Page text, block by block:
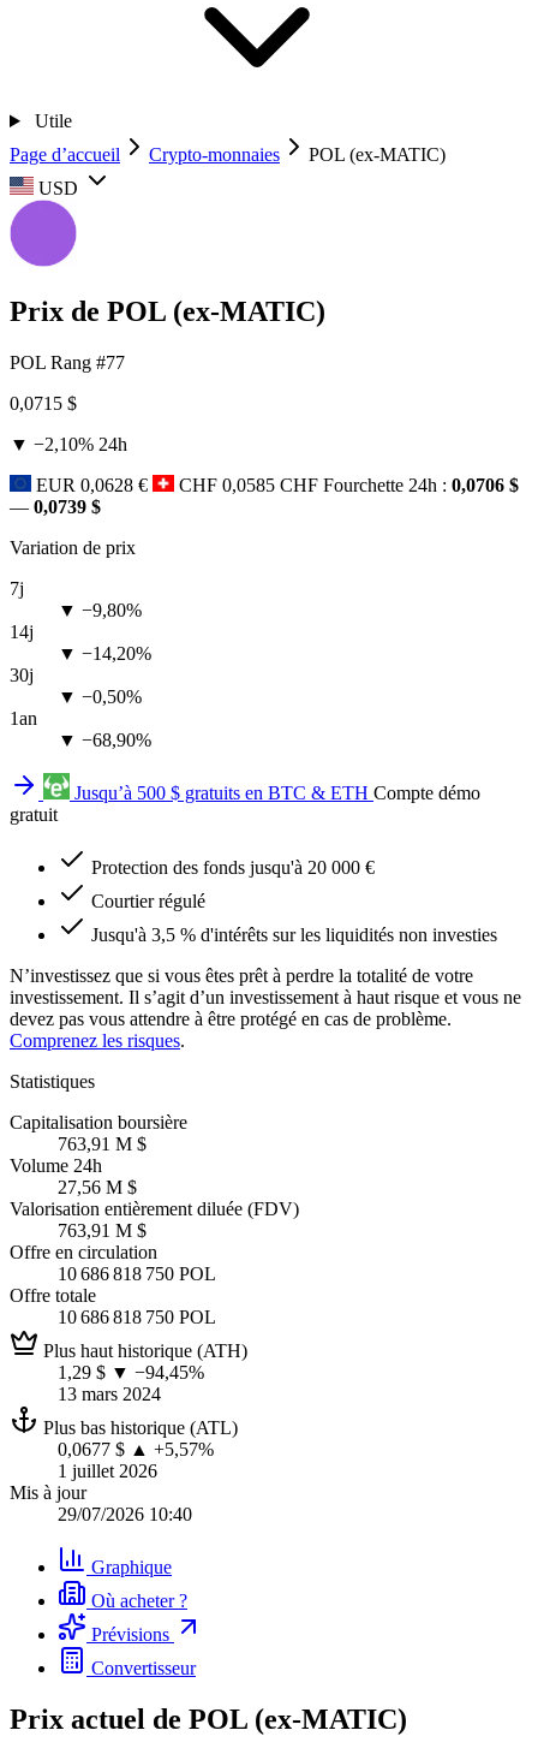
Utile
Page d’accueil
Crypto-monnaies
POL (ex-MATIC)
USD
Prix de POL (ex-MATIC)
POL Rang #77
0,0715 $
▼ −2,10% 24h
EUR 0,0628 € CHF 0,0585 CHF Fourchette 24h : 0,0706 $
— 0,0739 $
Variation de prix
7j
▼ −9,80%
14j
▼ −14,20%
30j
▼ −0,50%
1an
▼ −68,90%
Jusqu’à 500 $ gratuits en BTC & ETH Compte démo
gratuit
Protection des fonds jusqu'à 20 000 €
Courtier régulé
Jusqu'à 3,5 % d'intérêts sur les liquidités non investies
N’investissez que si vous êtes prêt à perdre la totalité de votre
investissement. Il s’agit d’un investissement à haut risque et vous ne
devez pas vous attendre à être protégé en cas de problème.
Comprenez les risques.
Statistiques
Capitalisation boursière
763,91 M $
Volume 24h
27,56 M $
Valorisation entièrement diluée (FDV)
763,91 M $
Offre en circulation
10 686 818 750 POL
Offre totale
10 686 818 750 POL
Plus haut historique (ATH)
1,29 $ ▼ −94,45%
13 mars 2024
Plus bas historique (ATL)
0,0677 $ ▲ +5,57%
1 juillet 2026
Mis à jour
29/07/2026 10:40
Graphique
Où acheter ?
Prévisions
Convertisseur
Prix actuel de POL (ex-MATIC)